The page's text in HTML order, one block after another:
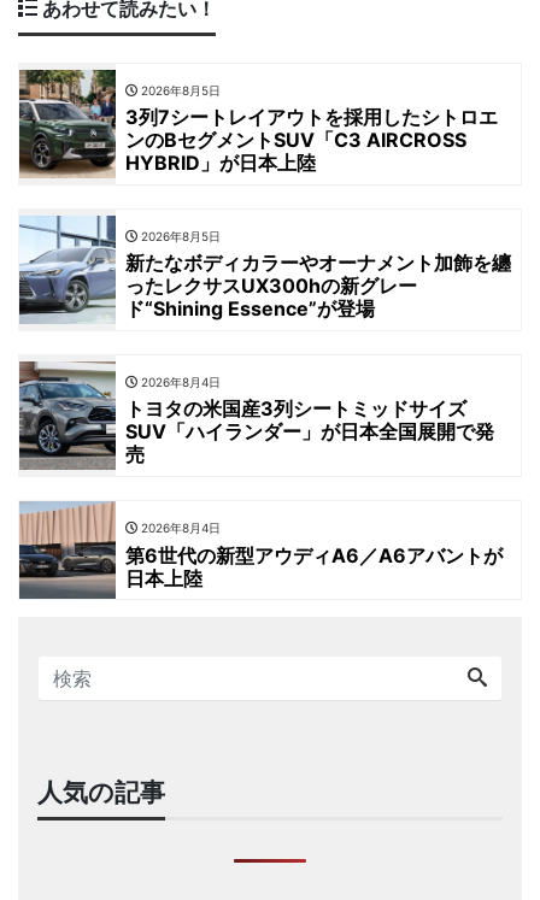
あわせて読みたい！
2026年8月5日
3列7シートレイアウトを採用したシトロエ
ンのBセグメントSUV「C3 AIRCROSS
HYBRID」が日本上陸
2026年8月5日
新たなボディカラーやオーナメント加飾を纏
ったレクサスUX300hの新グレー
ド“Shining Essence”が登場
2026年8月4日
トヨタの米国産3列シートミッドサイズ
SUV「ハイランダー」が日本全国展開で発
売
2026年8月4日
第6世代の新型アウディA6／A6アバントが
日本上陸
人気の記事